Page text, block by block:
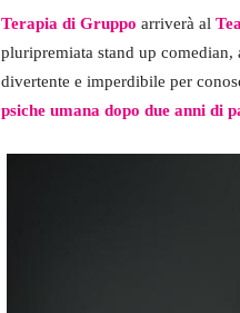
Terapia di Gruppo arriverà al
pluripremiata stand up comedian,
divertente e imperdibile per
psiche umana dopo due anni di